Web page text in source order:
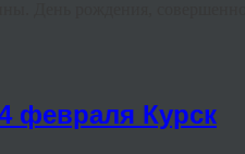
февраля Курск